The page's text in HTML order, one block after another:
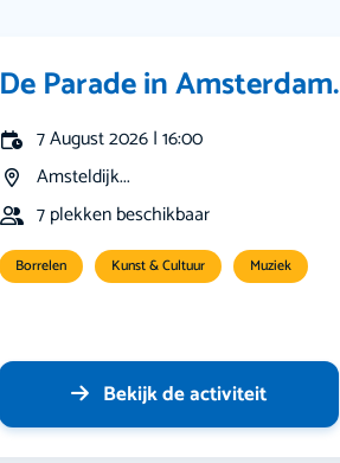
De Parade in Amsterdam.
7 August 2026 | 16:00
Amsteldijk...
7 plekken beschikbaar
Borrelen Kunst & Cultuur Muziek
Bekijk de activiteit